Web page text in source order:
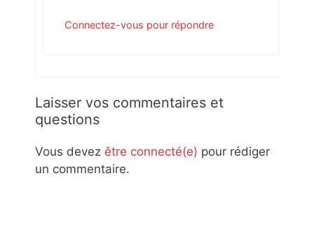
Connectez-vous pour répondre
Laisser vos commentaires et
questions
Vous devez être connecté(e) pour rédiger
un commentaire.